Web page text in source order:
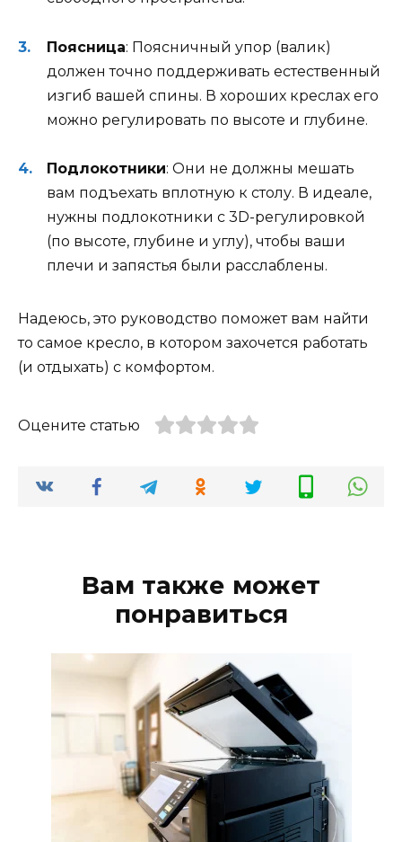
Поясница: Поясничный упор (валик)
должен точно поддерживать естественный
изгиб вашей спины. В хороших креслах его
можно регулировать по высоте и глубине.
Подлокотники: Они не должны мешать
вам подъехать вплотную к столу. В идеале,
нужны подлокотники с 3D-регулировкой
(по высоте, глубине и углу), чтобы ваши
плечи и запястья были расслаблены.
Надеюсь, это руководство поможет вам найти
то самое кресло, в котором захочется работать
(и отдыхать) с комфортом.
Оцените статью
Вам также может
понравиться